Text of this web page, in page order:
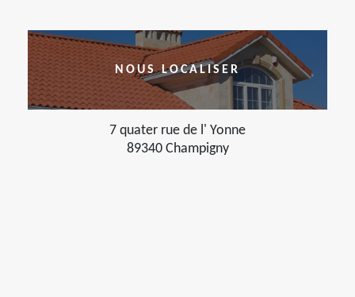
NOUS LOCALISER
7 quater rue de l' Yonne
89340 Champigny